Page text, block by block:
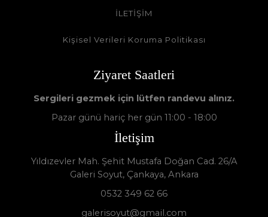
İLETİŞİM
Kişisel Verileri Koruma Politikası
Ziyaret Saatleri
Sergileri gezmek için lütfen randevu alınız.
Pazar günü hariç her gün 11:00 - 18:00
İletişim
Yıldızevler Mah. Şehit Mustafa Doğan Cad. 26/A
Galeri Soyut, Çankaya, Ankara
0532 349 62 66
galerisoyut@gmail.com